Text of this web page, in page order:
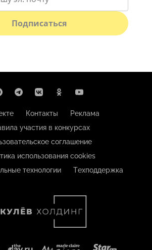
Подписаться
Контакты
Реклама
участия в конкурсах
соглашение
использования cookies
технологии
Техподдержка